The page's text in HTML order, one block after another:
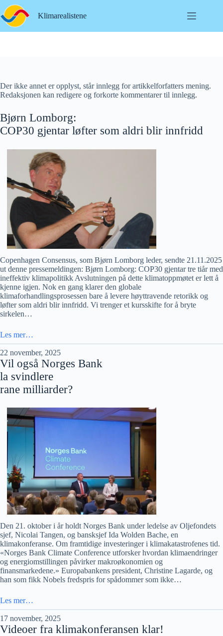
Hopp
til
innholdet
Klimarealistene
Der ikke annet er opplyst, står innlegg for artikkelforfatters mening.
Redaksjonen kan redigere og forkorte kommentarer til innlegg.
Bjørn Lomborg:
COP30 gjentar løfter som aldri blir innfridd
Copenhagen Consensus, som Bjørn Lomborg leder, sendte 21.11.2025
ut denne pressemeldingen: Bjørn Lomborg: COP30 gjentar tre tiår med
ineffektiv klimapolitikk Avslutningen på dette klimatoppmøtet er lett å
kjenne igjen. Nok en gang klarer den globale
klimaforhandlingsprosessen bare å levere høyttravende retorikk og
løfter som aldri blir innfridd. Vi trenger et kursskifte for å bryte
sirkelen…
Les mer…
22 november, 2025
Vil også Norges Bank
la svindlere
rane milliarder?
Den 21. oktober i år holdt Norges Bank under ledelse av Oljefondets
sjef, Nicolai Tangen, og bansksjef Ida Wolden Bache, en
klimakonferanse. Om framtidige investeringer i klimakatastrofenes tid.
«Norges Bank Climate Conference utforsker hvordan klimaendringer
og energiomstillingen påvirker makroøkonomien og
finansmarkedene.» Europabankens president, Christine Lagarde, og
han som fikk Nobels fredspris for spådommer som ikke…
Les mer…
17 november, 2025
Videoer fra klimakonferansen klar!